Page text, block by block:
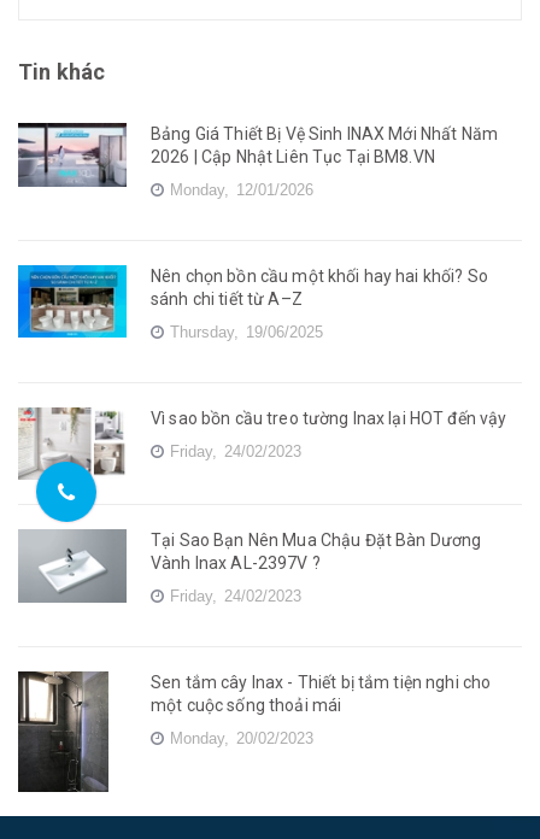
Tin khác
Bảng Giá Thiết Bị Vệ Sinh INAX Mới Nhất Năm
2026 | Cập Nhật Liên Tục Tại BM8.VN
Monday, 12/01/2026
Nên chọn bồn cầu một khối hay hai khối? So
sánh chi tiết từ A–Z
Thursday, 19/06/2025
Vì sao bồn cầu treo tường Inax lại HOT đến vậy
Friday, 24/02/2023
Tại Sao Bạn Nên Mua Chậu Đặt Bàn Dương
Vành Inax AL-2397V ?
Friday, 24/02/2023
Sen tắm cây Inax - Thiết bị tắm tiện nghi cho
một cuộc sống thoải mái
Monday, 20/02/2023